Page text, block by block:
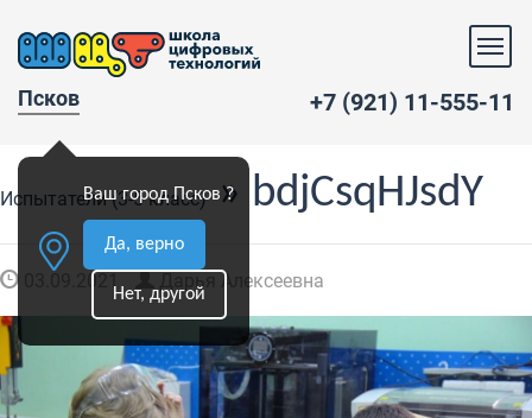
Псков
Ваш город Псков ?
Да, верно
Нет, другой
+7 (921) 11-555-11
Испытатели (3-5 класс)» bdjCsqHJsdY
03.09.2021 Дарья Алексеевна